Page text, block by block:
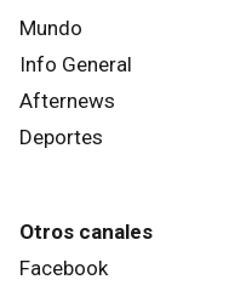
Mundo
Info General
Afternews
Deportes
Otros canales
Facebook